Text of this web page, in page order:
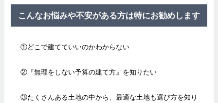
こんなお悩みや不安がある方は特にお勧めします
①どこで建てていいのかわからない
②『無理をしない予算の建て方』を知りたい
③たくさんある土地の中から、最適な土地も選び方を知り